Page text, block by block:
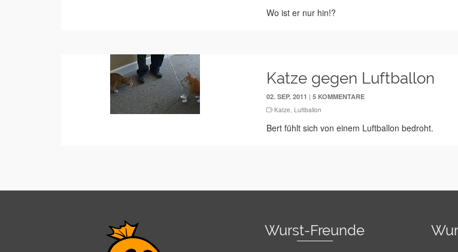
Wo ist er nur hin!?
Katze gegen Luftballon
02. SEP. 2011 |5 KOMMENTARE
Katze,Luftballon
Bert fühlt sich von einem Luftballon bedroht.
Wurst-Freunde